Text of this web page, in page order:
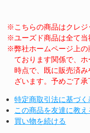
※こちらの商品はクレジ
※ユーズド商品は全て当
※弊社ホームページ上の
ております関係で、
時点で、既に販売済
ざいます。予めご了承
特定商取引法に基づく
この商品を友達に教え
買い物を続ける